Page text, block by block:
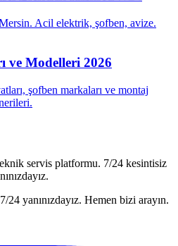
Acil elektrik, şofben, avize.
ve Modelleri 2026
şofben markaları ve montaj
servis platformu. 7/24 kesintisiz
yanınızdayız. Hemen bizi arayın.